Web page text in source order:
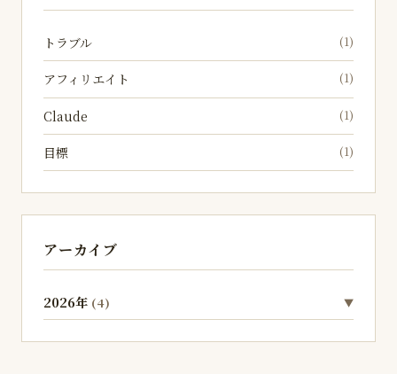
トラブル (1)
アフィリエイト (1)
Claude (1)
目標 (1)
アーカイブ
2026年 (4) ▼